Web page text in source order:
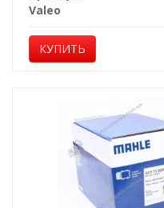
Valeo
КУПИТЬ